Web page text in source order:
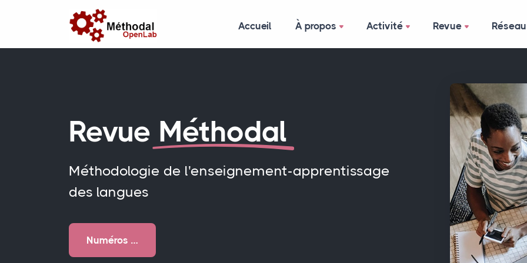
Accueil À propos Activité Revue
Revue Méthodal
Méthodologie de l'enseignement-apprentissage
des langues
Numéros …